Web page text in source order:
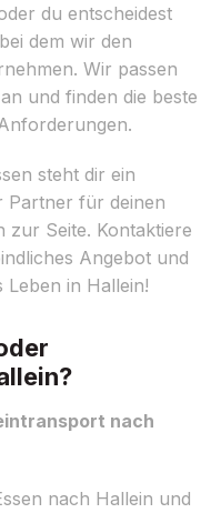
du entscheidest
dem wir den
Wir passen
und finden die beste
steht dir ein
Partner für deinen
zur Seite. Kontaktiere
Angebot und
Leben in Hallein!
nach
nach Hallein und